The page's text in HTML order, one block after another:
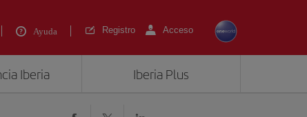
Ayuda Registro Acceso
Iberia Iberia Plus